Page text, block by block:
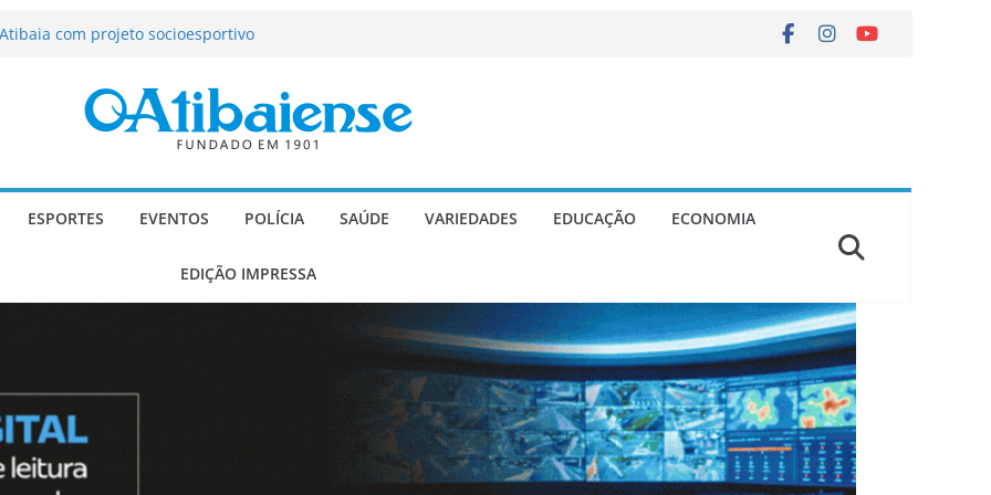
passa a contar com novo reforço
e Morango abre programação
infantis e valorização dos produtores
a deputado estadual é
ESPORTES EVENTOS POLÍCIA SAÚDE VARIEDADES EDUCAÇÃO ECONOMIA
EDIÇÃO IMPRESSA